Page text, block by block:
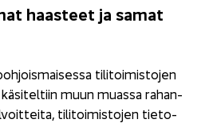
haas­teet ja samat
ti­li­toi­mis­to­jen
muun muas­sa ra­han­
ti­li­toi­mis­to­jen tie­to­